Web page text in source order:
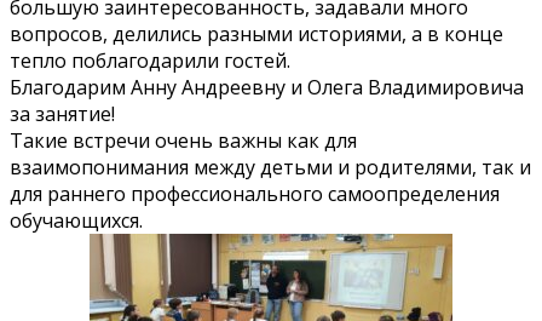
большую заинтересованность, задавали много
вопросов, делились разными историями, а в конце
тепло поблагодарили гостей.
Благодарим Анну Андреевну и Олега Владимировича
за занятие!
Такие встречи очень важны как для
взаимопонимания между детьми и родителями, так и
для раннего профессионального самоопределения
обучающихся.